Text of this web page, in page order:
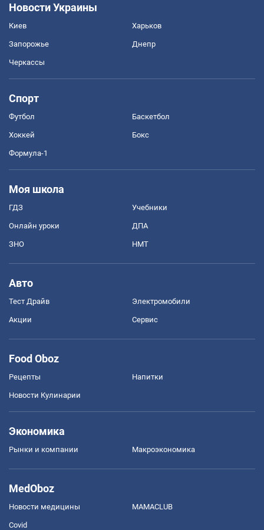
Новости Украины
Киев Харьков
Запорожье Днепр
Черкассы
Спорт
Футбол Баскетбол
Хоккей Бокс
Формула-1
Моя школа
ГДЗ Учебники
Онлайн уроки ДПА
ЗНО НМТ
Авто
Тест Драйв Электромобили
Акции Сервис
Food Oboz
Рецепты Напитки
Новости Кулинарии
Экономика
Рынки и компании Mакроэкономика
MedOboz
Новости медицины MAMACLUB
Covid